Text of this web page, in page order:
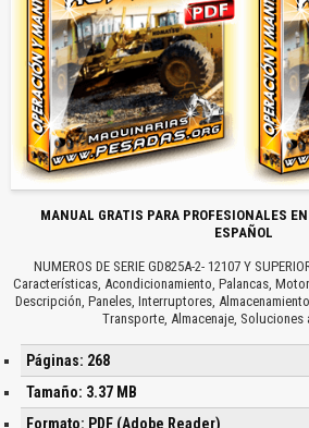
MANUAL GRATIS PARA PROFESIONALES
ESPAÑOL
NUMEROS DE SERIE GD825A-2- 12107 Y
Características, Acondicionamiento, Palancas,
Descripción, Paneles, Interruptores,
Transporte, Almacenaje, Soluciones
Páginas: 268
Tamaño: 3.37 MB
Formato: PDF (Adobe Reader)